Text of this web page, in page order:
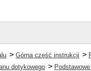
> Górna część instrukcji >
dotykowego >